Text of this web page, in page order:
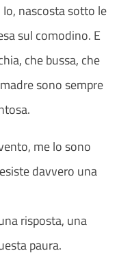
nascosta sotto le
sul comodino. E
che bussa, che
sono sempre
me lo sono
davvero una
risposta, una
paura.